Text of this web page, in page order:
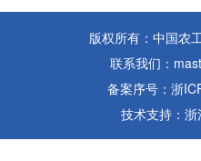
版权所有：中国农
联系我们：
备案序号：浙
技术支持：